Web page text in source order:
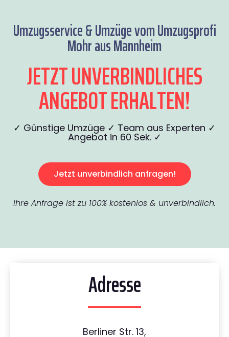
Umzugsservice & Umzüge vom Umzugsprofi
Mohr aus Mannheim
JETZT UNVERBINDLICHES
ANGEBOT ERHALTEN!
✓ Günstige Umzüge ✓ Team aus Experten ✓
Angebot in 60 Sek. ✓
Jetzt unverbindlich anfragen!
Ihre Anfrage ist zu 100% kostenlos & unverbindlich.
Adresse
Berliner Str. 13,